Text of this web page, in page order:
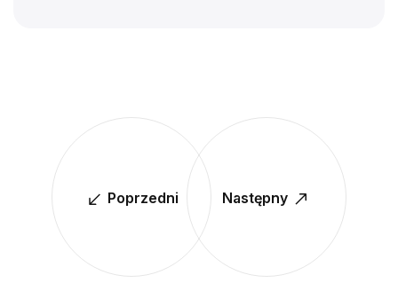
Poprzedni Następny